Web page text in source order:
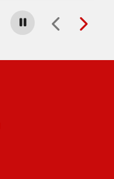
Carousel stoppen